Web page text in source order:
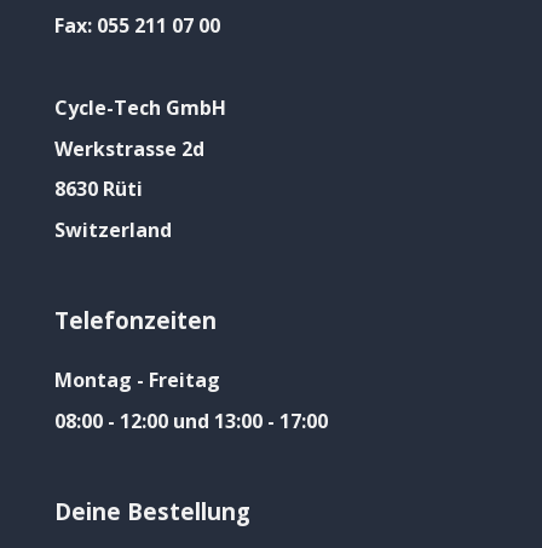
Fax: 055 211 07 00
Cycle-Tech GmbH
Werkstrasse 2d
8630 Rüti
Switzerland
Telefonzeiten
Montag - Freitag
08:00 - 12:00 und 13:00 - 17:00
Deine Bestellung